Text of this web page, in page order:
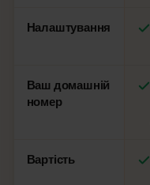
Налаштування
Ваш домашній
номер
Вартість